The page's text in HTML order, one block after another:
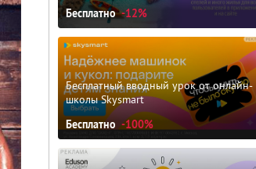
Бесплатно -12%
Бесплатный вводный урок от онлайн-
школы Skysmart
Бесплатно -100%